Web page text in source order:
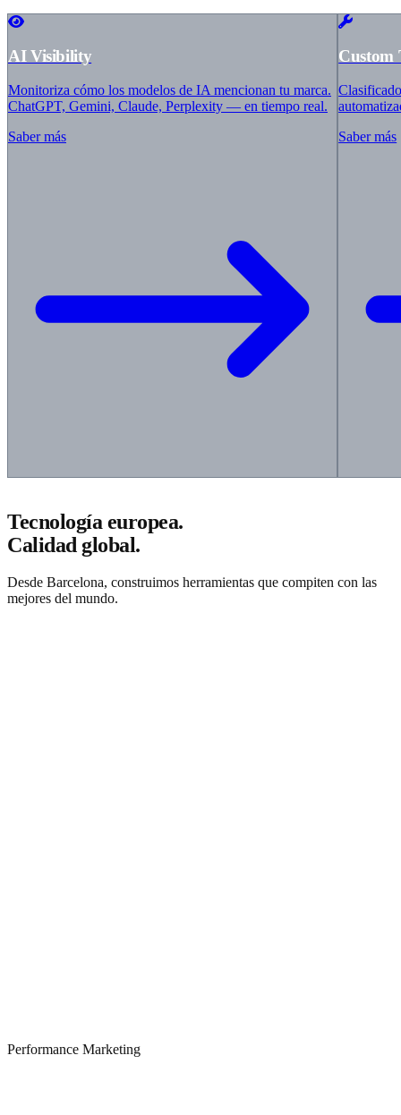
Barcelo
ABUS
HolzLand
Master Regale
auto europe
Balluff
ZGONC
bypillow
AI Visibility
Monitoriza cómo los modelos de IA mencionan tu marca.
ChatGPT, Gemini, Claude, Perplexity — en tiempo real.
Saber más
Custom
Saber más
Tecnología europea.
Calidad global.
Desde Barcelona, construimos herramientas que compiten con las
mejores del mundo.
Performance Marketing